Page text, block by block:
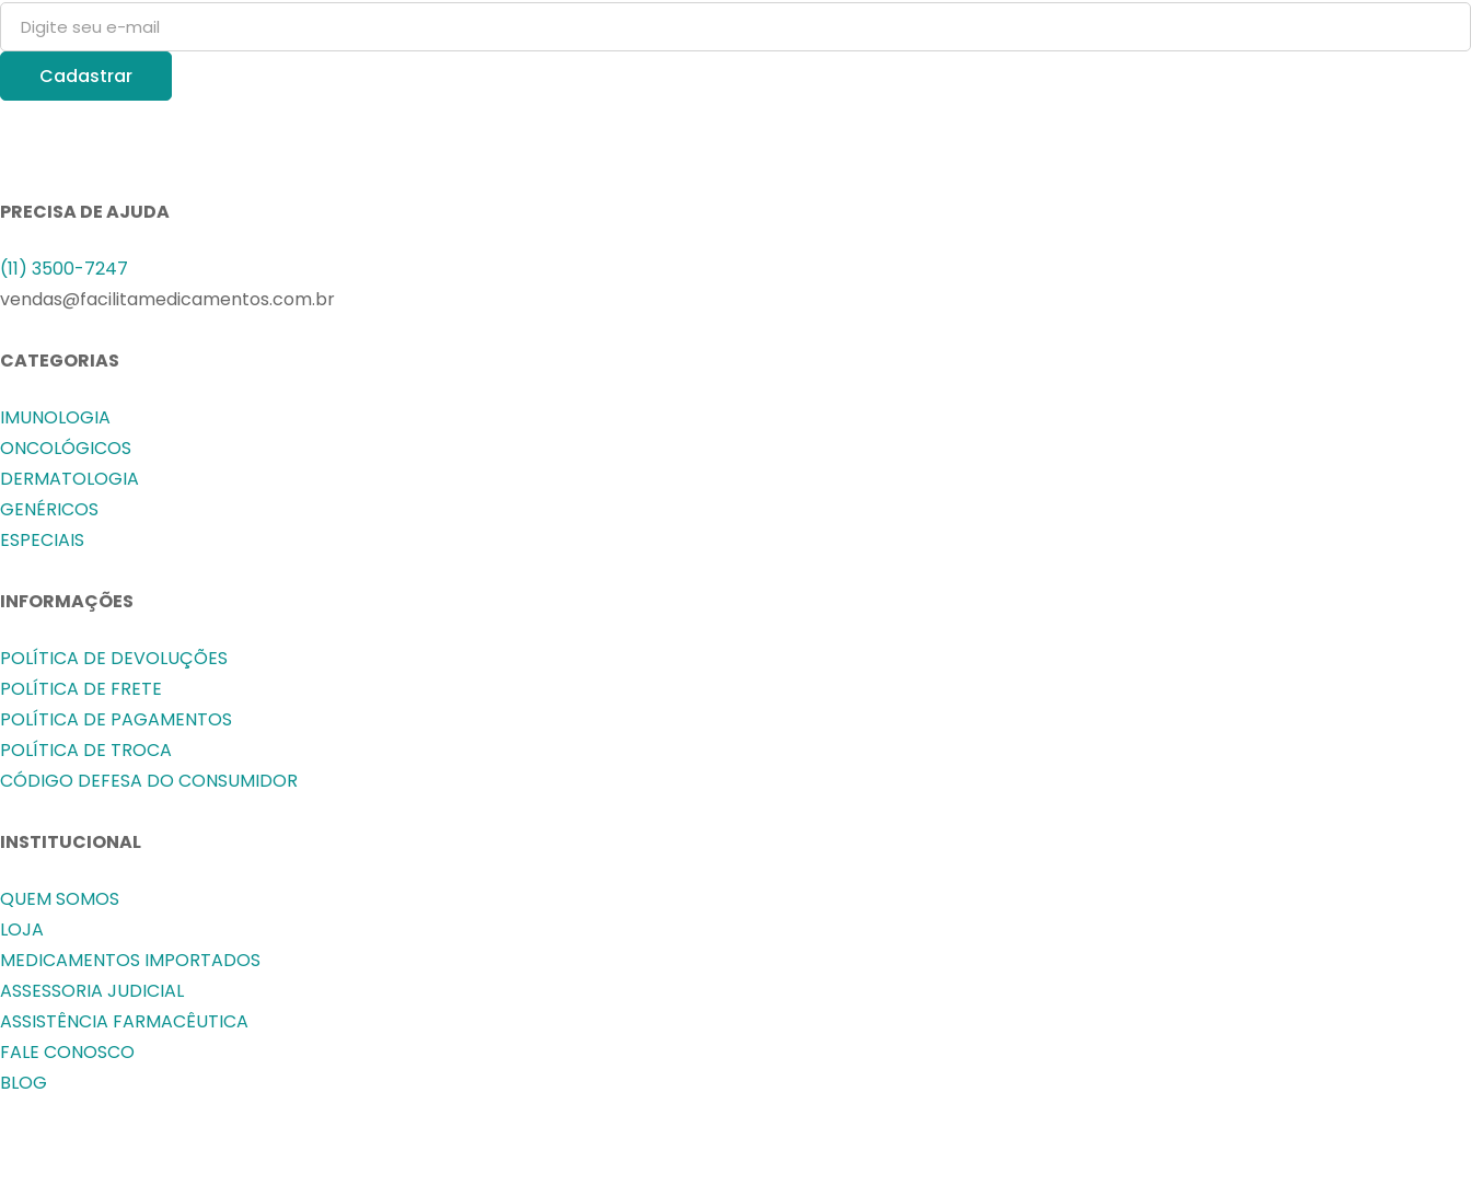
PRECISA DE AJUDA
(11) 3500-7247
vendas@facilitamedicamentos.com.br
CATEGORIAS
IMUNOLOGIA
ONCOLÓGICOS
DERMATOLOGIA
GENÉRICOS
ESPECIAIS
INFORMAÇÕES
POLÍTICA DE DEVOLUÇÕES
POLÍTICA DE FRETE
POLÍTICA DE PAGAMENTOS
POLÍTICA DE TROCA
CÓDIGO DEFESA DO CONSUMIDOR
INSTITUCIONAL
QUEM SOMOS
LOJA
MEDICAMENTOS IMPORTADOS
ASSESSORIA JUDICIAL
ASSISTÊNCIA FARMACÊUTICA
FALE CONOSCO
BLOG